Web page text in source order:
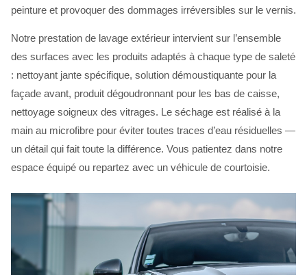
peinture et provoquer des dommages irréversibles sur le vernis.
Notre prestation de lavage extérieur intervient sur l’ensemble
des surfaces avec les produits adaptés à chaque type de saleté
: nettoyant jante spécifique, solution démoustiquante pour la
façade avant, produit dégoudronnant pour les bas de caisse,
nettoyage soigneux des vitrages. Le séchage est réalisé à la
main au microfibre pour éviter toutes traces d’eau résiduelles —
un détail qui fait toute la différence. Vous patientez dans notre
espace équipé ou repartez avec un véhicule de courtoisie.